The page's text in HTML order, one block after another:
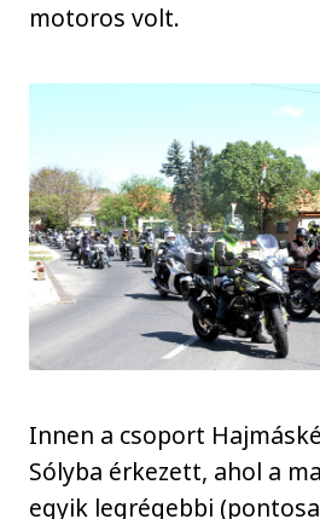
motoros volt.
Innen a csoport
Sólyba érkezett, ahol a
egyik legrégebbi